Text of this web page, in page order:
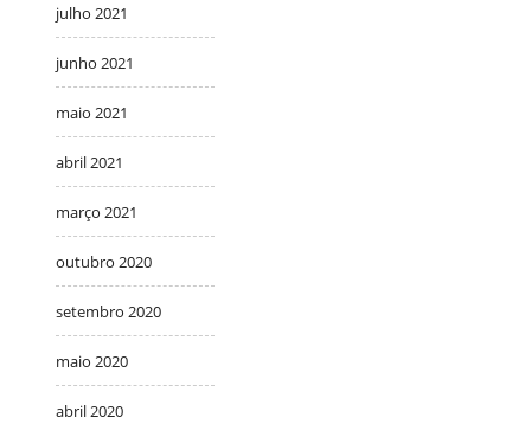
julho 2021
junho 2021
maio 2021
abril 2021
março 2021
outubro 2020
setembro 2020
maio 2020
abril 2020